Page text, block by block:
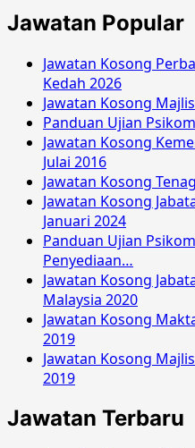
Jawatan Popular
Jawatan Kosong
Kedah 2026
Jawatan Kosong
Panduan Ujian
Jawatan Kosong
Julai 2016
Jawatan Kosong
Jawatan Kosong
Januari 2024
Panduan Ujian
Penyediaan…
Jawatan Kosong
Malaysia 2020
Jawatan Kosong
2019
Jawatan Kosong
2019
Jawatan Terbaru